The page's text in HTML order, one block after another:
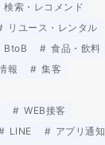
検索・レコメンド
リユース・レンタル
BtoB
食品・飲料
報
集客
WEB接客
LINE
アプリ通知